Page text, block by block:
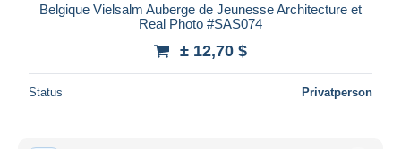
Belgique Vielsalm Auberge de Jeunesse Architecture et
Real Photo #SAS074
± 12,70 $
Status Privatperson